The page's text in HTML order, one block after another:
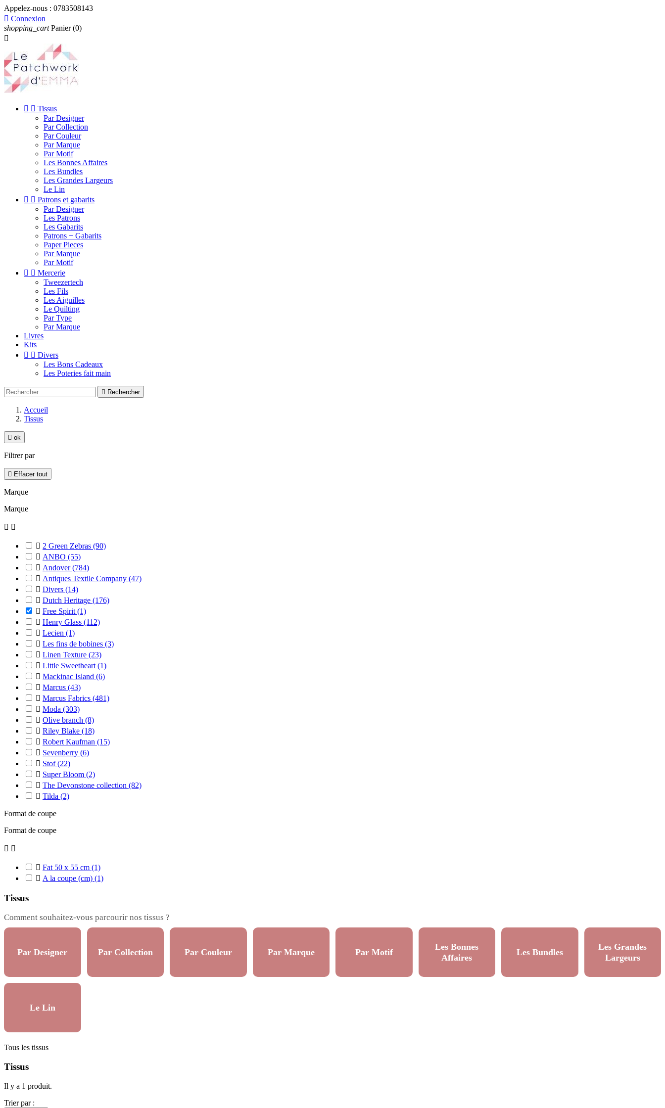
Appelez-nous : 0783508143
 Connexion
shopping_cart Panier (0)

  Tissus
Par Designer
Par Collection
Par Couleur
Par Marque
Par Motif
Les Bonnes Affaires
Les Bundles
Les Grandes Largeurs
Le Lin
  Patrons et gabarits
Par Designer
Les Patrons
Les Gabarits
Patrons + Gabarits
Paper Pieces
Par Marque
Par Motif
  Mercerie
Tweezertech
Les Fils
Les Aiguilles
Le Quilting
Par Type
Par Marque
Livres
Kits
  Divers
Les Bons Cadeaux
Les Poteries fait main
 Rechercher
Accueil
Tissus
 ok
Filtrer par
 Effacer tout
Marque
Marque
 
 2 Green Zebras (90)
 ANBO (55)
 Andover(784)
 Antiques Textile Company (47)
 Divers (14)
 Dutch Heritage (176)
 Free Spirit (1)
 Henry Glass (112)
 Lecien (1)
 Les fins de bobines (3)
 Linen Texture (23)
 Little Sweetheart (1)
 Mackinac Island (6)
 Marcus (43)
 Marcus Fabrics (481)
 Moda (303)
 Olive branch (8)
 Riley Blake (18)
 Robert Kaufman (15)
 Sevenberry (6)
 Stof(22)
 Super Bloom (2)
 The Devonstone collection (82)
 Tilda (2)
Format de coupe
Format de coupe
 
 Fat 50 x 55 cm (1)
 A la coupe (cm) (1)
Tissus
Comment souhaitez-vous parcourir nos tissus ?
Par Designer Par Collection Par Couleur Par Marque Par Motif
Les Bonnes
Affaires
Les Bundles
Les Grandes
Largeurs
Le Lin
Tous les tissus
Tissus
Il y a 1 produit.
Trier par :